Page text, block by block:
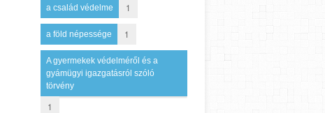
a család védelme 1
a föld népessége 1
A gyermekek védelméről és a
gyámügyi igazgatásról szóló
törvény
1